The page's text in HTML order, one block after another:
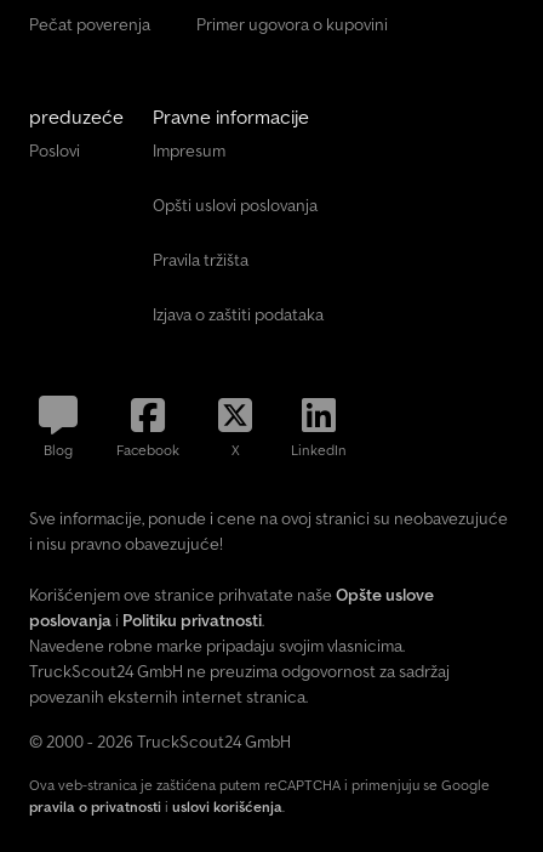
Pečat poverenja Primer ugovora o kupovini
preduzeće
Poslovi
Pravne informacije
Impresum
Opšti uslovi poslovanja
Pravila tržišta
Izjava o zaštiti podataka
Blog Facebook X LinkedIn
Sve informacije, ponude i cene na ovoj stranici su neobavezujuće
i nisu pravno obavezujuće!
Korišćenjem ove stranice prihvatate naše Opšte uslove
poslovanja i Politiku privatnosti.
Navedene robne marke pripadaju svojim vlasnicima.
TruckScout24 GmbH ne preuzima odgovornost za sadržaj
povezanih eksternih internet stranica.
© 2000 - 2026 TruckScout24 GmbH
Ova veb-stranica je zaštićena putem reCAPTCHA i primenjuju se Google
pravila o privatnosti i uslovi korišćenja.